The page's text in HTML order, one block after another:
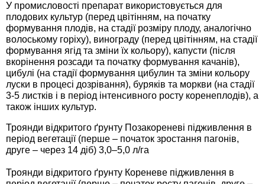
У промисловості препарат використовується для
плодових культур (перед цвітінням, на початку
формування плодів, на стадії розміру плоду, аналогічно
волоському горіху), винограду (перед цвітінням, на стадії
формування ягід та зміни їх кольору), капусти (після
вкорінення розсади та початку формування качанів),
цибулі (на стадії формування цибулин та зміни кольору
луски в процесі дозрівання), буряків та моркви (на стадії
3-5 листків і в період інтенсивного росту коренеплодів), а
також інших культур.
Троянди відкритого ґрунту Позакореневі підживлення в
період вегетації (перше – початок зростання пагонів,
друге – через 14 діб) 3,0–5,0 л/га
Троянди відкритого ґрунту Кореневе підживлення в